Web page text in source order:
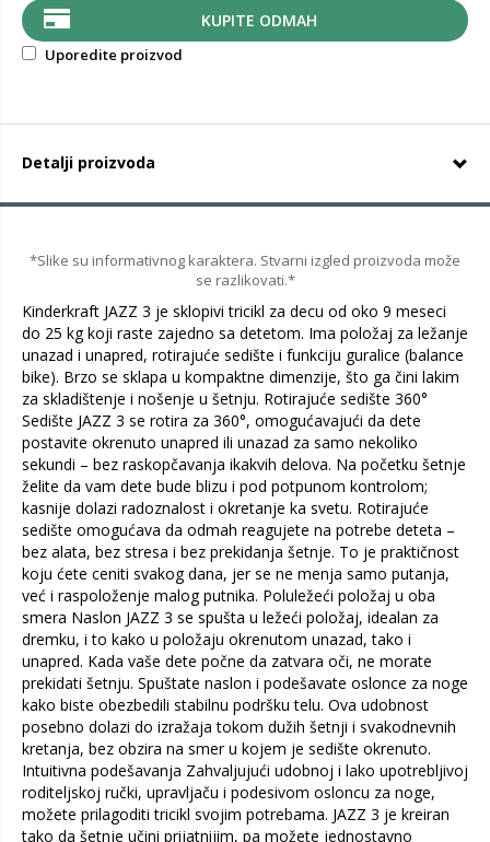
KUPITE ODMAH
Uporedite proizvod
Detalji proizvoda
*Slike su informativnog karaktera. Stvarni izgled proizvoda može
se razlikovati.*
Kinderkraft JAZZ 3 je sklopivi tricikl za decu od oko 9 meseci
do 25 kg koji raste zajedno sa detetom. Ima položaj za ležanje
unazad i unapred, rotirajuće sedište i funkciju guralice (balance
bike). Brzo se sklapa u kompaktne dimenzije, što ga čini lakim
za skladištenje i nošenje u šetnju. Rotirajuće sedište 360°
Sedište JAZZ 3 se rotira za 360°, omogućavajući da dete
postavite okrenuto unapred ili unazad za samo nekoliko
sekundi – bez raskopčavanja ikakvih delova. Na početku šetnje
želite da vam dete bude blizu i pod potpunom kontrolom;
kasnije dolazi radoznalost i okretanje ka svetu. Rotirajuće
sedište omogućava da odmah reagujete na potrebe deteta –
bez alata, bez stresa i bez prekidanja šetnje. To je praktičnost
koju ćete ceniti svakog dana, jer se ne menja samo putanja,
već i raspoloženje malog putnika. Poluležeći položaj u oba
smera Naslon JAZZ 3 se spušta u ležeći položaj, idealan za
dremku, i to kako u položaju okrenutom unazad, tako i
unapred. Kada vaše dete počne da zatvara oči, ne morate
prekidati šetnju. Spuštate naslon i podešavate oslonce za noge
kako biste obezbedili stabilnu podršku telu. Ova udobnost
posebno dolazi do izražaja tokom dužih šetnji i svakodnevnih
kretanja, bez obzira na smer u kojem je sedište okrenuto.
Intuitivna podešavanja Zahvaljujući udobnoj i lako upotrebljivoj
roditeljskoj ručki, upravljaču i podesivom osloncu za noge,
možete prilagoditi tricikl svojim potrebama. JAZZ 3 je kreiran
tako da šetnje učini prijatnijim, pa možete jednostavno